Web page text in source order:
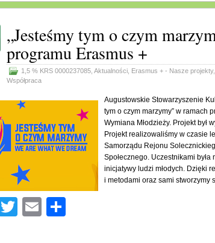
„Jesteśmy tym o czym
programu Erasmus +
1,5 % KRS 0000237085 Aktualności Erasmus + - Nasze projekty,
Współpraca
Augustowskie Stowarzyszenie
tym o czym marzymy” w ramach
Wymiana Młodzieży. Projekt był
Projekt realizowaliśmy w czasie
Samorządu Rejonu
Społecznego. Uczestnikami
inicjatywy ludzi młodych. Dzięki
i metodami oraz sami stworzymy
Facebook
TwitterEmail